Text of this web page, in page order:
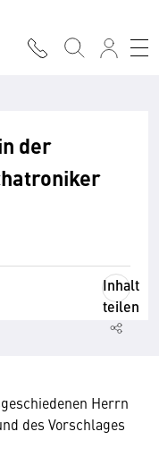
der
Inhalt
teilen
Herrn
des Vorschlages